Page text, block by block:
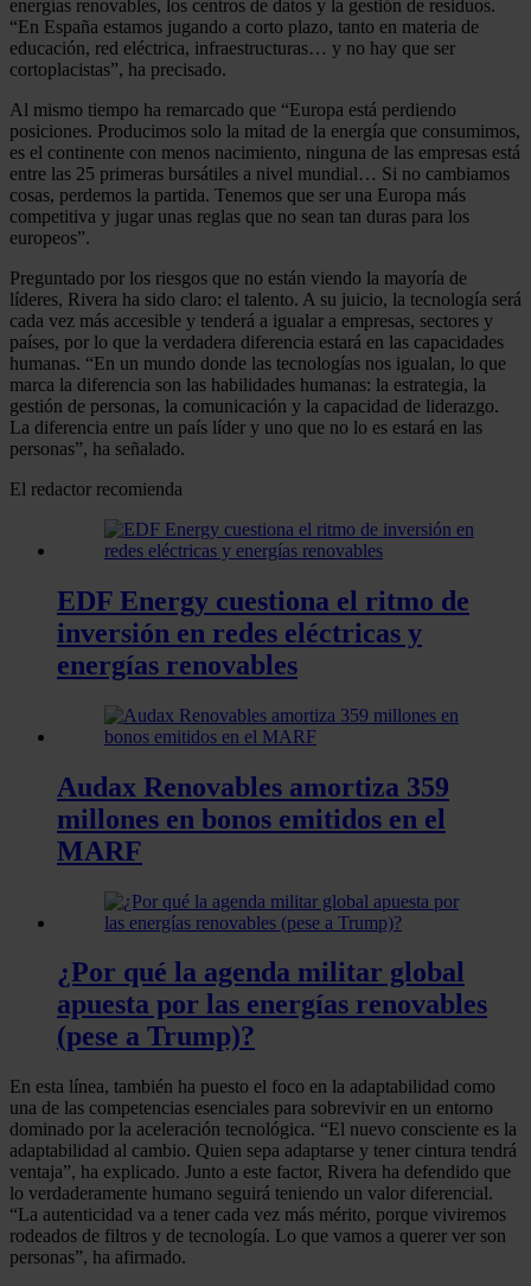
energías renovables, los centros de datos y la gestión de residuos.
“En España estamos jugando a corto plazo, tanto en materia de
educación, red eléctrica, infraestructuras… y no hay que ser
cortoplacistas”, ha precisado.
Al mismo tiempo ha remarcado que “Europa está perdiendo
posiciones. Producimos solo la mitad de la energía que consumimos,
es el continente con menos nacimiento, ninguna de las empresas está
entre las 25 primeras bursátiles a nivel mundial… Si no cambiamos
cosas, perdemos la partida. Tenemos que ser una Europa más
competitiva y jugar unas reglas que no sean tan duras para los
europeos”.
Preguntado por los riesgos que no están viendo la mayoría de
líderes, Rivera ha sido claro: el talento. A su juicio, la tecnología será
cada vez más accesible y tenderá a igualar a empresas, sectores y
países, por lo que la verdadera diferencia estará en las capacidades
humanas. “En un mundo donde las tecnologías nos igualan, lo que
marca la diferencia son las habilidades humanas: la estrategia, la
gestión de personas, la comunicación y la capacidad de liderazgo.
La diferencia entre un país líder y uno que no lo es estará en las
personas”, ha señalado.
El redactor recomienda
EDF Energy cuestiona el ritmo de
inversión en redes eléctricas y
energías renovables
Audax Renovables amortiza 359
millones en bonos emitidos en el
MARF
¿Por qué la agenda militar global
apuesta por las energías renovables
(pese a Trump)?
En esta línea, también ha puesto el foco en la adaptabilidad como
una de las competencias esenciales para sobrevivir en un entorno
dominado por la aceleración tecnológica. “El nuevo consciente es la
adaptabilidad al cambio. Quien sepa adaptarse y tener cintura tendrá
ventaja”, ha explicado. Junto a este factor, Rivera ha defendido que
lo verdaderamente humano seguirá teniendo un valor diferencial.
“La autenticidad va a tener cada vez más mérito, porque viviremos
rodeados de filtros y de tecnología. Lo que vamos a querer ver son
personas”, ha afirmado.